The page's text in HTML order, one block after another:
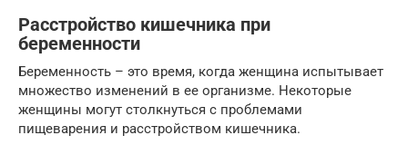
Расстройство кишечника при
беременности
Беременность – это время, когда женщина испытывает
множество изменений в ее организме. Некоторые
женщины могут столкнуться с проблемами
пищеварения и расстройством кишечника.